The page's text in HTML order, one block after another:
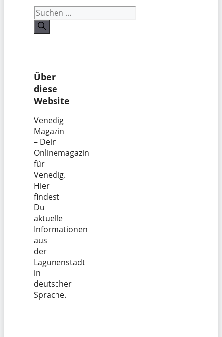
Suchen
nach:
Über
diese
Website
Venedig
Magazin
– Dein
Onlinemagazin
für
Venedig.
Hier
findest
Du
aktuelle
Informationen
aus
der
Lagunenstadt
in
deutscher
Sprache.